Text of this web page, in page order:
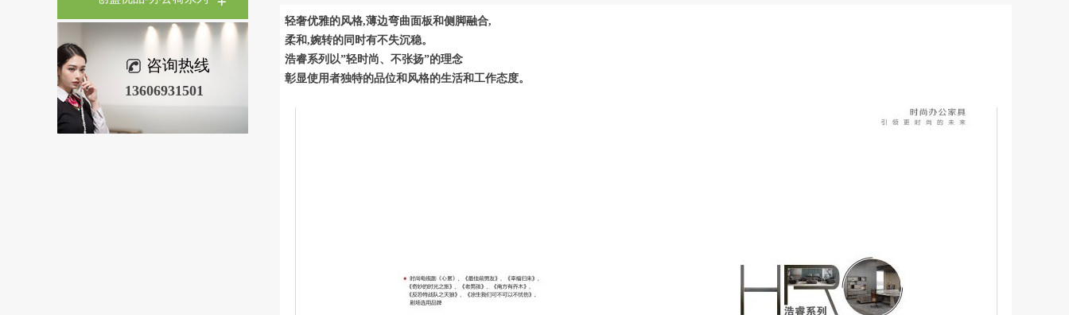
轻奢优雅的风格,薄边弯曲面板和侧脚融合,
柔和,婉转的同时有不失沉稳。
浩睿系列以”轻时尚、不张扬”的理念
彰显使用者独特的品位和风格的生活和工作态度。
13606931501
咨询热线